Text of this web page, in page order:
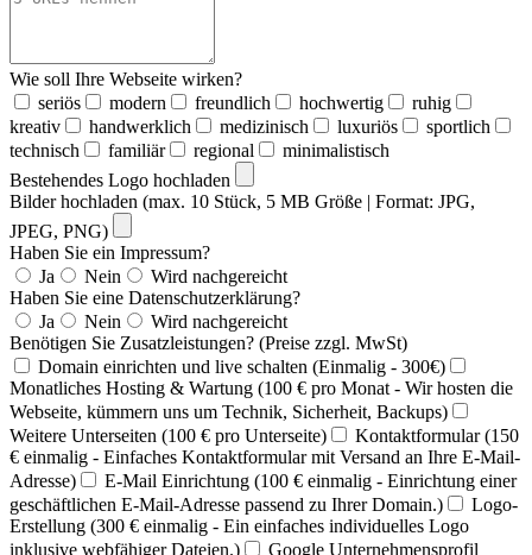
Wie soll Ihre Webseite wirken?
seriös
modern freundlich hochwertig
ruhig
kreativ
handwerklich medizinisch luxuriös
sportlich
technisch
familiär regional
minimalistisch
Bestehendes Logo hochladen
Bilder hochladen (max. 10 Stück, 5 MB Größe | Format: JPG,
JPEG, PNG)
Haben Sie ein Impressum?
Ja
Nein
Wird nachgereicht
Haben Sie eine Datenschutzerklärung?
Ja
Nein
Wird nachgereicht
Benötigen Sie Zusatzleistungen? (Preise zzgl. MwSt)
Domain einrichten und live schalten (Einmalig - 300€)
Monatliches Hosting & Wartung (100 € pro Monat - Wir hosten die
Webseite, kümmern uns um Technik, Sicherheit, Backups)
Weitere Unterseiten (100 € pro Unterseite)
Kontaktformular (150
€ einmalig - Einfaches Kontaktformular mit Versand an Ihre E-Mail-
Adresse)
E-Mail Einrichtung (100 € einmalig - Einrichtung einer
geschäftlichen E-Mail-Adresse passend zu Ihrer Domain.)
Logo-
Erstellung (300 € einmalig - Ein einfaches individuelles Logo
inklusive webfähiger Dateien.)
Google Unternehmensprofil